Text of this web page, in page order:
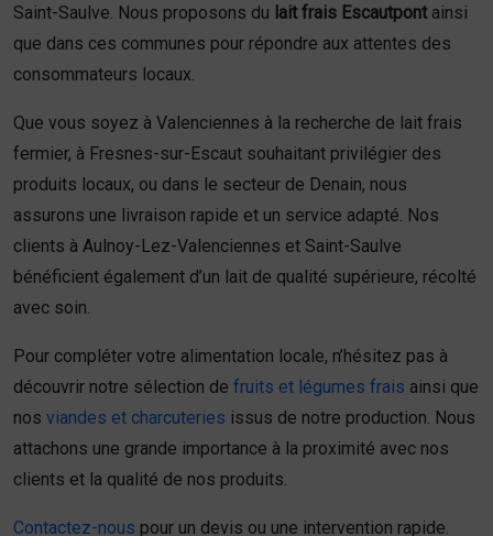
Saint-Saulve. Nous proposons du lait frais Escautpontainsi
que dans ces communes pour répondre aux attentes des
consommateurs locaux.
Que vous soyez à Valenciennes à la recherche de lait frais
fermier, à Fresnes-sur-Escaut souhaitant privilégier des
produits locaux, ou dans le secteur de Denain, nous
assurons une livraison rapide et un service adapté. Nos
clients à Aulnoy-Lez-Valenciennes et Saint-Saulve
bénéficient également d’un lait de qualité supérieure, récolté
avec soin.
Pour compléter votre alimentation locale, n’hésitez pas à
découvrir notre sélection de fruits et légumes frais ainsi que
nos viandes et charcuteries issus de notre production. Nous
attachons une grande importance à la proximité avec nos
clients et la qualité de nos produits.
Contactez-nous pour un devis ou une intervention rapide.